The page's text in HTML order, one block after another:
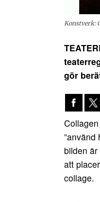
Konstverk:
gör
”använd
bilden
att
collage.